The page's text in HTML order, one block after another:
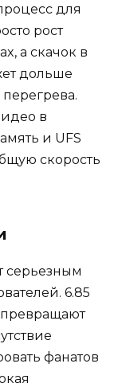
для
рост
а скачок в
дольше
перегрева.
в
и UFS
скорость
серьезным
6.85
фанатов